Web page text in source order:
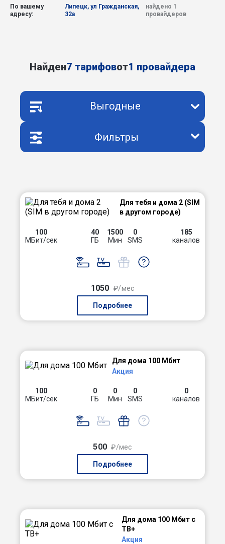
По вашему
адресу:
Липецк, ул Гражданская,
32а
найдено 1
провайдеров
Найден7 тарифовот1 провайдера
Выгодные
Фильтры
Для тебя и дома 2 (SIM
в другом городе)
100
МБит/сек
40
ГБ
1500
Мин
0
SMS
185
каналов
1050 ₽/мес
Подробнее
Для дома 100 Мбит
Акция
100
МБит/сек
0
ГБ
0
Мин
0
SMS
0
каналов
500 ₽/мес
Подробнее
Для дома 100 Мбит с
ТВ+
Акция